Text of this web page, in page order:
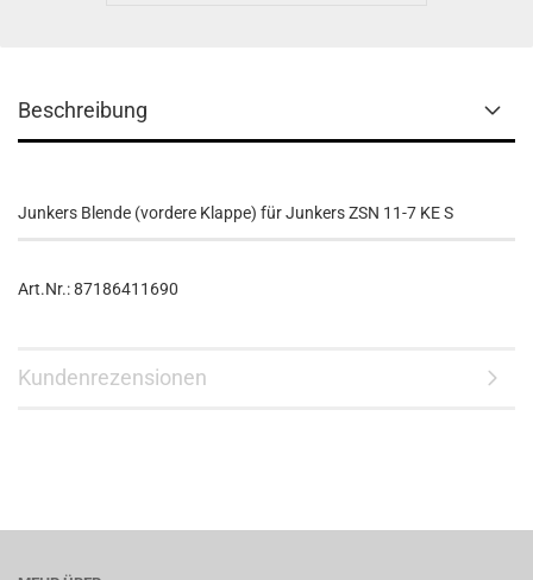
Beschreibung
Junkers Blende (vordere Klappe) für Junkers ZSN 11-7 KE S
Art.Nr.: 87186411690
Kundenrezensionen